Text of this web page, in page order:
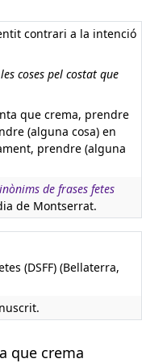
contrari a la intenció
coses pel costat que
que crema, prendre
(alguna cosa) en
prendre (alguna
de frases fetes
de Montserrat.
(DSFF) (Bellaterra,
que crema